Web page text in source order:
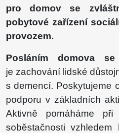
pro domov se
pobytové zařízení
provozem.
Posláním domova se
je zachování lidské
s demencí. Poskytujeme
podporu v základních
Aktivně pomáháme při
soběstačnosti